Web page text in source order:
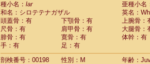
種小名： lar
亜種小名
和名：シロテテナガザル
英名：
頭蓋骨：有
下顎骨：有
上腕骨：
尺骨：有
肩甲骨：有
大腿骨：
腓骨：有
寛骨：有
体幹：有
手：有
足：有
剖検番号：00198
性別：M
年齢：